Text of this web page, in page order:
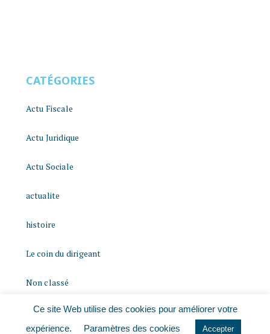
CATÉGORIES
Actu Fiscale
Actu Juridique
Actu Sociale
actualite
histoire
Le coin du dirigeant
Non classé
quizz
Ce site Web utilise des cookies pour améliorer votre
expérience.
Paramètres des cookies Accepter